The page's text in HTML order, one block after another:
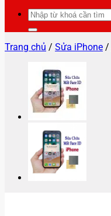
Tìm
kiếm:
Trang chủ / Sửa iPhone /